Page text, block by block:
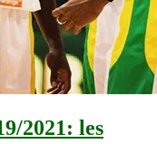
2021: les